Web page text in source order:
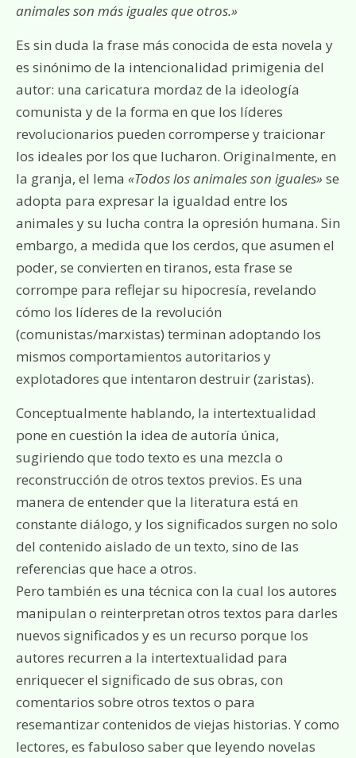
animales son más iguales que otros.»
Es sin duda la frase más conocida de esta novela y
es sinónimo de la intencionalidad primigenia del
autor: una caricatura mordaz de la ideología
comunista y de la forma en que los líderes
revolucionarios pueden corromperse y traicionar
los ideales por los que lucharon. Originalmente, en
la granja, el lema «Todos los animales son iguales» se
adopta para expresar la igualdad entre los
animales y su lucha contra la opresión humana. Sin
embargo, a medida que los cerdos, que asumen el
poder, se convierten en tiranos, esta frase se
corrompe para reflejar su hipocresía, revelando
cómo los líderes de la revolución
(comunistas/marxistas) terminan adoptando los
mismos comportamientos autoritarios y
explotadores que intentaron destruir (zaristas).
Conceptualmente hablando, la intertextualidad
pone en cuestión la idea de autoría única,
sugiriendo que todo texto es una mezcla o
reconstrucción de otros textos previos. Es una
manera de entender que la literatura está en
constante diálogo, y los significados surgen no solo
del contenido aislado de un texto, sino de las
referencias que hace a otros.
Pero también es una técnica con la cual los autores
manipulan o reinterpretan otros textos para darles
nuevos significados y es un recurso porque los
autores recurren a la intertextualidad para
enriquecer el significado de sus obras, con
comentarios sobre otros textos o para
resemantizar contenidos de viejas historias. Y como
lectores, es fabuloso saber que leyendo novelas